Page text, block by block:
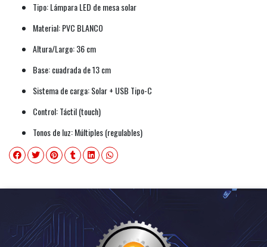
Tipo: Lámpara LED de mesa solar
Material: PVC BLANCO
Altura/Largo: 36 cm
Base: cuadrada de 13 cm
Sistema de carga: Solar + USB Tipo-C
Control: Táctil (touch)
Tonos de luz: Múltiples (regulables)